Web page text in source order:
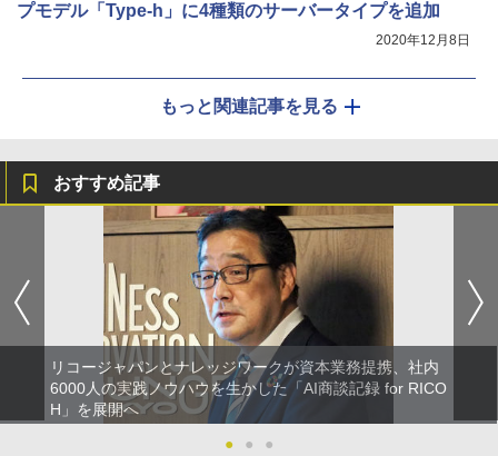
プモデル「Type-h」に4種類のサーバータイプを追加
2020年12月8日
もっと関連記事を見る
おすすめ記事
リコージャパンとナレッジワークが資本業務提携、社内
6000人の実践ノウハウを生かした「AI商談記録 for RICO
H」を展開へ
●
● ●